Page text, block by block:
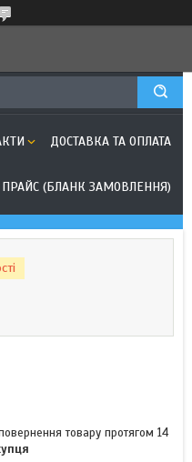
ДОСТАВКА ТА ОПЛАТА
ПРАЙС (БЛАНК ЗАМОВЛЕННЯ)
товару протягом 14